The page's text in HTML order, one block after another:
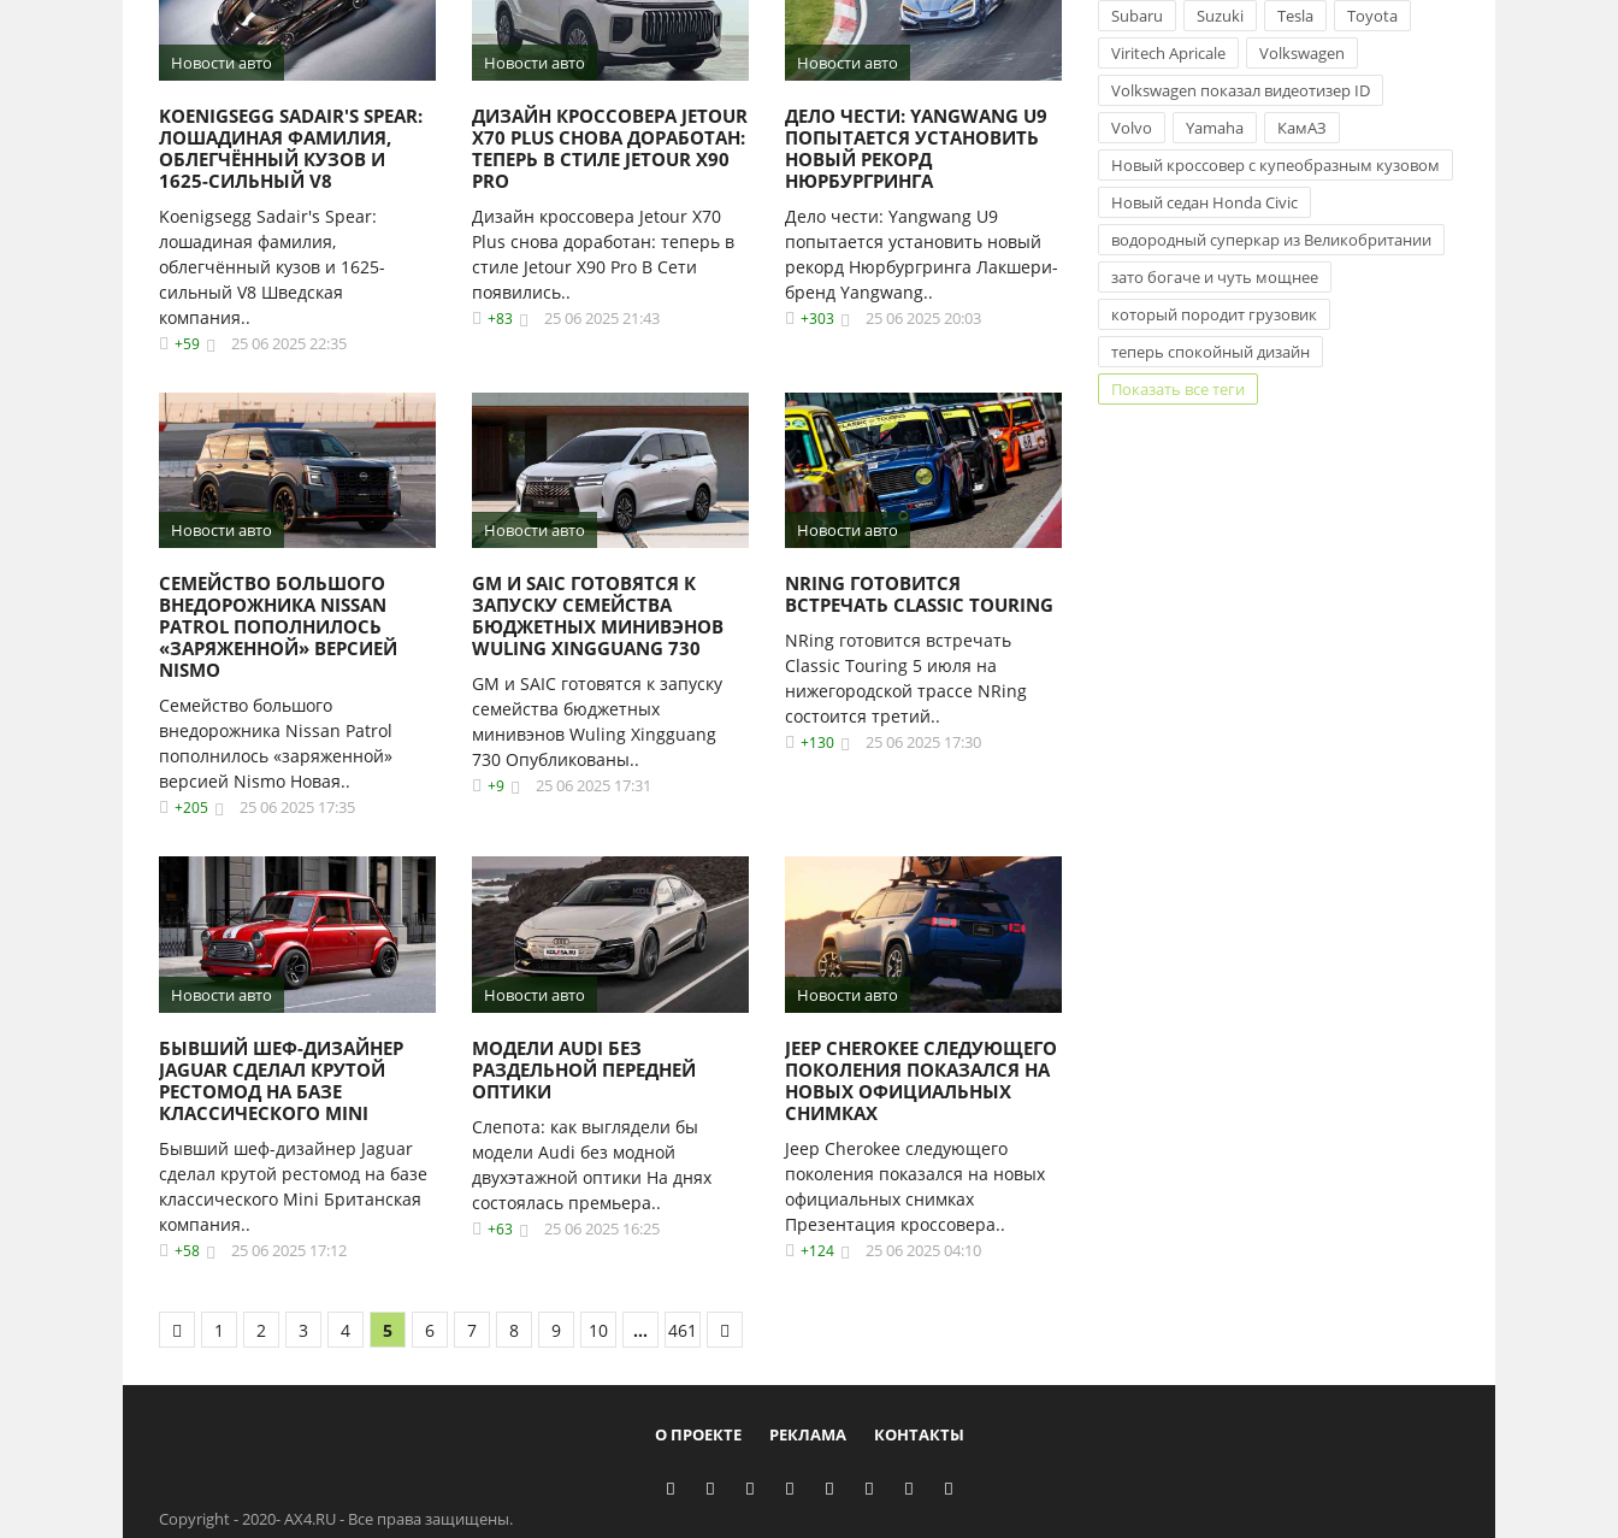
Новости авто
KOENIGSEGG SADAIR'S SPEAR:
ЛОШАДИНАЯ ФАМИЛИЯ,
ОБЛЕГЧЁННЫЙ КУЗОВ И
1625-СИЛЬНЫЙ V8
Koenigsegg Sadair's Spear:
лошадиная фамилия,
облегчённый кузов и 1625-
сильный V8 Шведская
компания..
+59 25 06 2025 22:35
Новости авто
ДИЗАЙН КРОССОВЕРА JETOUR
X70 PLUS СНОВА ДОРАБОТАН:
ТЕПЕРЬ В СТИЛЕ JETOUR X90
PRO
Дизайн кроссовера Jetour X70
Plus снова доработан: теперь в
стиле Jetour X90 Pro В Сети
появились..
+83 25 06 2025 21:43
Новости авто
ДЕЛО ЧЕСТИ: YANGWANG U9
ПОПЫТАЕТСЯ УСТАНОВИТЬ
НОВЫЙ РЕКОРД
НЮРБУРГРИНГА
Дело чести: Yangwang U9
попытается установить новый
рекорд Нюрбургринга Лакшери-
бренд Yangwang..
+303 25 06 2025 20:03
Новости авто
СЕМЕЙСТВО БОЛЬШОГО
ВНЕДОРОЖНИКА NISSAN
PATROL ПОПОЛНИЛОСЬ
«ЗАРЯЖЕННОЙ» ВЕРСИЕЙ
NISMO
Семейство большого
внедорожника Nissan Patrol
пополнилось «заряженной»
версией Nismo Новая..
+205 25 06 2025 17:35
Новости авто
GM И SAIC ГОТОВЯТСЯ К
ЗАПУСКУ СЕМЕЙСТВА
БЮДЖЕТНЫХ МИНИВЭНОВ
WULING XINGGUANG 730
GM и SAIC готовятся к запуску
семейства бюджетных
минивэнов Wuling Xingguang
730 Опубликованы..
+9 25 06 2025 17:31
Новости авто
NRING ГОТОВИТСЯ
ВСТРЕЧАТЬ CLASSIC TOURING
NRing готовится встречать
Classic Touring 5 июля на
нижегородской трассе NRing
состоится третий..
+130 25 06 2025 17:30
Новости авто
БЫВШИЙ ШЕФ-ДИЗАЙНЕР
JAGUAR СДЕЛАЛ КРУТОЙ
РЕСТОМОД НА БАЗЕ
КЛАССИЧЕСКОГО MINI
Бывший шеф-дизайнер Jaguar
сделал крутой рестомод на базе
классического Mini Британская
компания..
+58 25 06 2025 17:12
Новости авто
МОДЕЛИ AUDI БЕЗ
РАЗДЕЛЬНОЙ ПЕРЕДНЕЙ
ОПТИКИ
Слепота: как выглядели бы
модели Audi без модной
двухэтажной оптики На днях
состоялась премьера..
+63 25 06 2025 16:25
Новости авто
JEEP CHEROKEE СЛЕДУЮЩЕГО
ПОКОЛЕНИЯ ПОКАЗАЛСЯ НА
НОВЫХ ОФИЦИАЛЬНЫХ
СНИМКАХ
Jeep Cherokee следующего
поколения показался на новых
официальных снимках
Презентация кроссовера..
+124 25 06 2025 04:10
1 2 3 4 5 6 7 8 9 10 ... 461
Subaru
Suzuki Tesla
Toyota
Viritech Apricale
Volkswagen
Volkswagen показал видеотизер ID
Volvo
Yamaha
КамАЗ
Новый кроссовер с купеобразным кузовом
Новый седан Honda Civic
водородный суперкар из Великобритании
зато богаче и чуть мощнее
который породит грузовик
теперь спокойный дизайн
Показать все теги
О ПРОЕКТЕ РЕКЛАМА КОНТАКТЫ
Copyright - 2020- AX4.RU - Все права защищены.